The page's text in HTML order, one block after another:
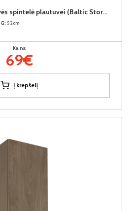
SORENTO D80Z virtuvės spintelė plautuvei (Baltic Storm/Baltic Storm)
G: 52cm
Kaina:
69€
Į krepšelį